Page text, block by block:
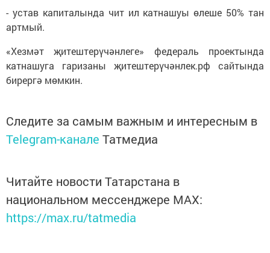
- устав капиталында чит ил катнашуы өлеше 50% тан
артмый.
«Хезмәт җитештерүчәнлеге» федераль проектында
катнашуга гаризаны җитештерүчәнлек.рф сайтында
бирергә мөмкин.
Следите за самым важным и интересным в
Telegram-канале Татмедиа
Читайте новости Татарстана в
национальном мессенджере MАХ:
https://max.ru/tatmedia